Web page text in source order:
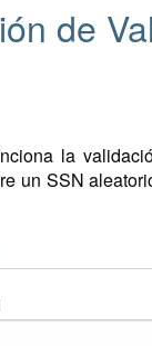
de
la
un SSN